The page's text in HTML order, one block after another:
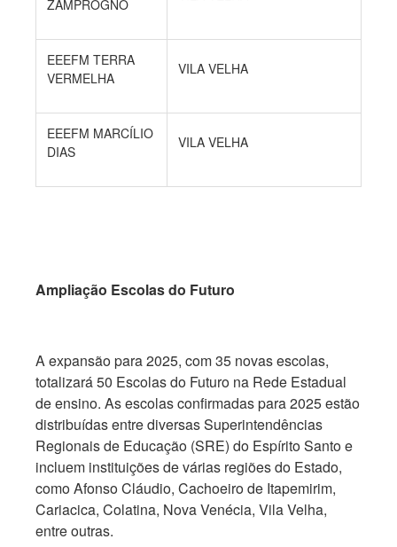
ZAMPROGNO
EEEFM TERRA
VERMELHA
VILA VELHA
EEEFM MARCÍLIO
DIAS
VILA VELHA
Ampliação Escolas do Futuro
A expansão para 2025, com 35 novas escolas,
totalizará 50 Escolas do Futuro na Rede Estadual
de ensino. As escolas confirmadas para 2025 estão
distribuídas entre diversas Superintendências
Regionais de Educação (SRE) do Espírito Santo e
incluem instituições de várias regiões do Estado,
como Afonso Cláudio, Cachoeiro de Itapemirim,
Cariacica, Colatina, Nova Venécia, Vila Velha,
entre outras.